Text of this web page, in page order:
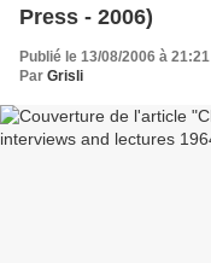
Press - 2006)
Publié le 13/08/2006 à 21:21
Par Grisli